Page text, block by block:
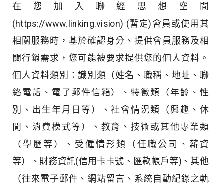
在您加入聯經思想空間
(https://www.linking.vision) (暫定)會員或使用其
相關服務時，基於確認身分、提供會員服務及相
關行銷需求，您可能被要求提供您的個人資料。
個人資料類別：識別類（姓名、職稱、地址、聯
絡電話、電子郵件信箱）、特徵類（年齡、性
別、出生年月日等）、社會情況類（興趣、休
閒、消費模式等）、教育、技術或其他專業類
（學歷等）、受僱情形類（任職公司、薪資
等）、財務資訊(信用卡卡號、匯款帳戶等)、其他
（往來電子郵件、網站留言、系統自動紀錄之軌